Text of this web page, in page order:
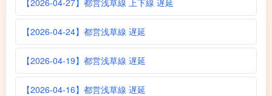
【2026-04-24】都営浅草線 遅延
【2026-04-19】都営浅草線 遅延
【2026-04-16】都営浅草線 遅延